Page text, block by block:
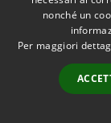
nonché un
Per maggiori